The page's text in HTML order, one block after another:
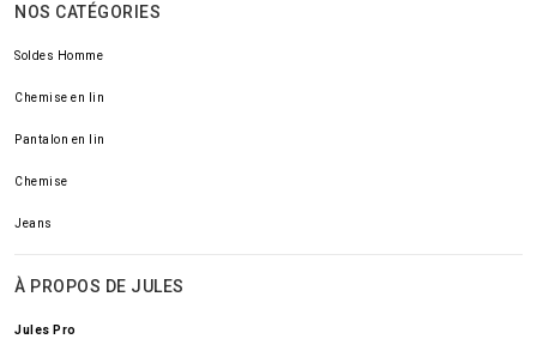
NOS CATÉGORIES
Soldes Homme
Chemise en lin
Pantalon en lin
Chemise
Jeans
À PROPOS DE JULES
Jules Pro